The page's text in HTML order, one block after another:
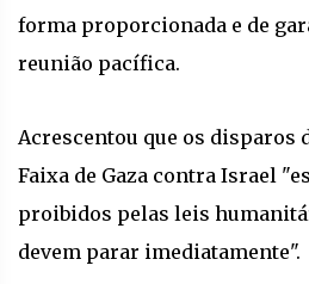
forma proporcionada e de
reunião pacífica.
Acrescentou que os disparos
Faixa de Gaza contra Israel
proibidos pelas leis
devem parar imediatamente".